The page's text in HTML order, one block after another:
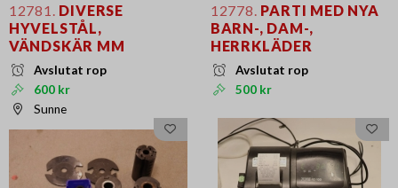
12781.
DIVERSE
HYVELSTÅL,
VÄNDSKÄR MM
Avslutat rop
600 kr
Sunne
12778. PARTI MED NYA
BARN-, DAM-,
HERRKLÄDER
Avslutat rop
500 kr